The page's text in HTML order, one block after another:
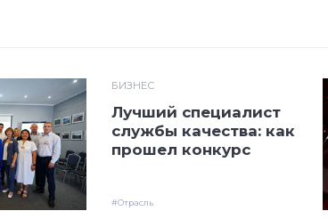
БИЗНЕС
Лучший специалист
службы качества: как
прошел конкурс
#Отрасль